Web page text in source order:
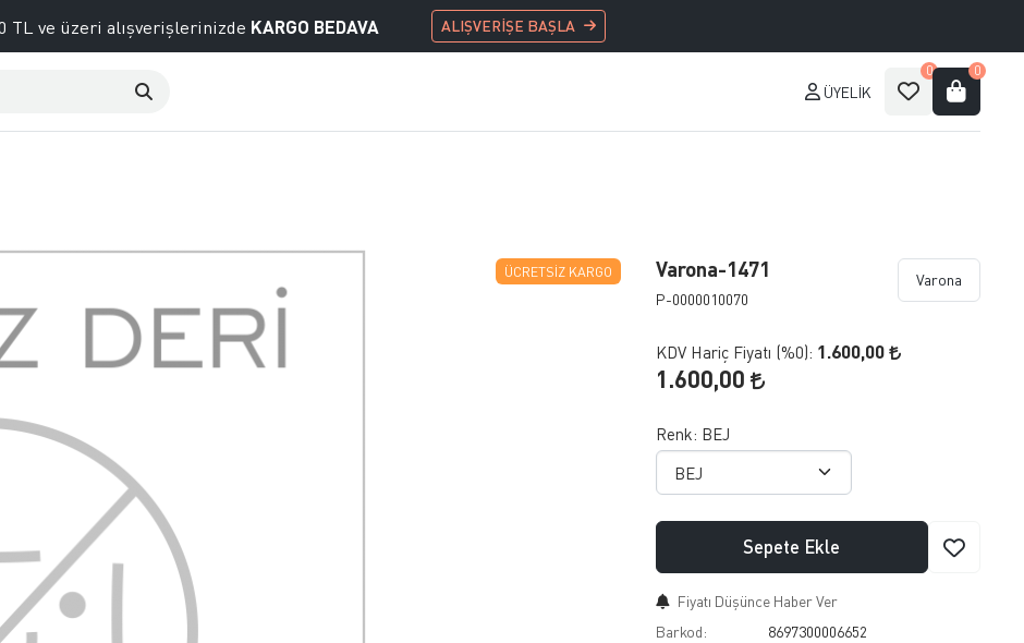
TL ve üzeri alışverişlerinizde KARGO BEDAVA ALIŞVERİŞE BAŞLA
ÜYELIK
0 0
ÜCRETSIZ KARGO Varona-1471
P-0000010070
Varona
KDV Hariç Fiyatı (%0): 1.600,00
1.600,00
Renk: BEJ
Sepete Ekle
Fiyatı Düşünce Haber Ver
Barkod:
8697300006652